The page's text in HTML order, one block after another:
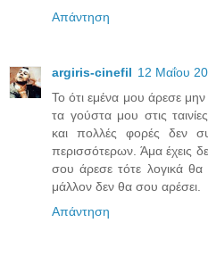
Απάντηση
argiris-cinefil 12 Μαΐου
Το ότι εμένα μου άρεσε μην
τα γούστα μου στις
και πολλές φορές δεν
περισσότερων. Άμα έχεις
σου άρεσε τότε λογικά θα
μάλλον δεν θα σου αρέσει.
Απάντηση